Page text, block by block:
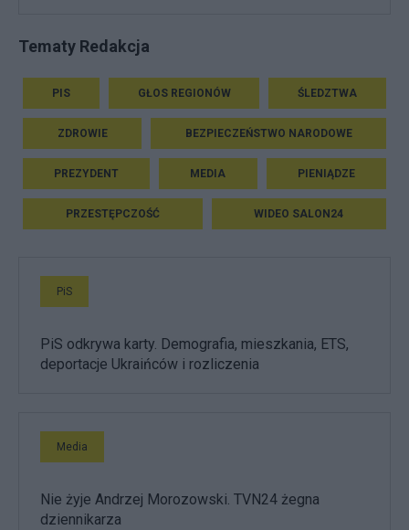
Tematy Redakcja
PIS GŁOS REGIONÓW ŚLEDZTWA
ZDROWIE BEZPIECZEŃSTWO NARODOWE
PREZYDENT MEDIA PIENIĄDZE
PRZESTĘPCZOŚĆ WIDEO SALON24
PiS
PiS odkrywa karty. Demografia, mieszkania, ETS,
deportacje Ukraińców i rozliczenia
Media
Nie żyje Andrzej Morozowski. TVN24 żegna
dziennikarza